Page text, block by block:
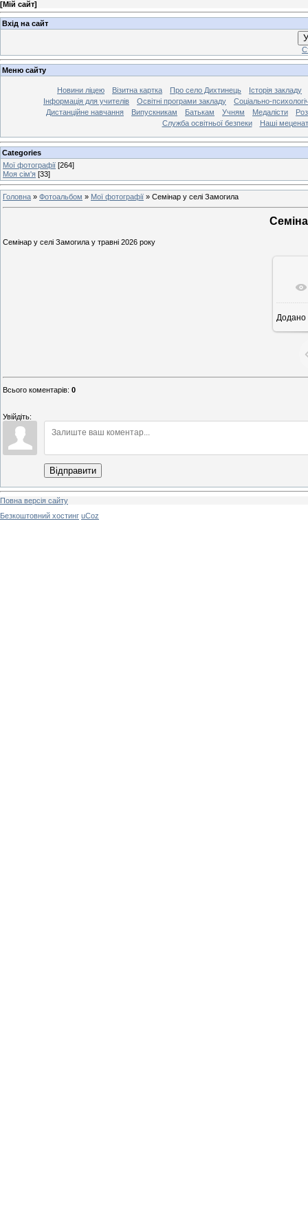
[Мій сайт]
Вхід на сайт
Меню сайту
Новини ліцею Візитна картка Про село Дихтинець
Історія закладу
Інформація для учителів
Освітні програми закладу
Соціально-
Дистанційне навчання
Випускникам Батькам Учням Медалісти
Служба освітньої безпеки
Наші
Categories
Мої фотографії [264]
Моя сім'я [33]
Головна » Фотоальбом » Мої фотографії » Семінар у селі Замогила
Семінар у селі Замогила у травні 2026 року
Додано
Всього коментарів: 0
Увійдіть:
Відправити
Повна версія сайту
Безкоштовний хостинг uCoz